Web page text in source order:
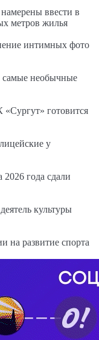
ввести в
метров жилья
интимных фото
самые необычные
готовится
у
2026 года сдали
культуры
на развитие спорта